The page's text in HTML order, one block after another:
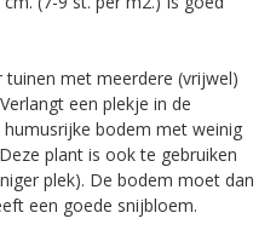
met meerdere (vrijwel)
een plekje in de
bodem met weinig
plant is ook te gebruiken
plek). De bodem moet dan
een goede snijbloem.